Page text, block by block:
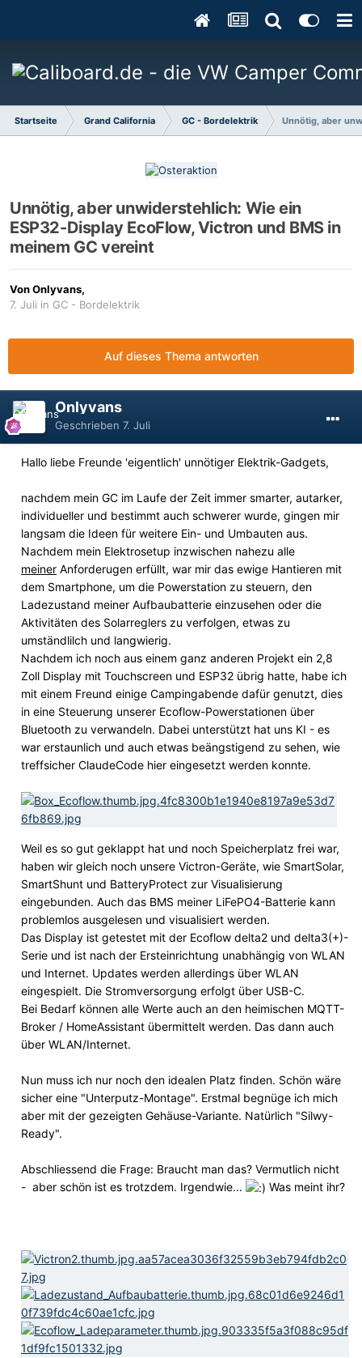
Startseite Grand California GC - Bordelektrik Unnötig, aber
Unnötig, aber unwiderstehlich: Wie ein
ESP32-Display EcoFlow, Victron und BMS in
meinem GC vereint
VonOnlyvans,
7. Juli in GC - Bordelektrik
Auf dieses Thema antworten
Onlyvans
Geschrieben 7. Juli
Hallo liebe Freunde 'eigentlich' unnötiger Elektrik-Gadgets,
nachdem mein GC im Laufe der Zeit immer smarter, autarker,
individueller und bestimmt auch schwerer wurde, gingen mir
langsam die Ideen für weitere Ein- und Umbauten aus.
Nachdem mein Elektrosetup inzwischen nahezu alle
meiner Anforderugen erfüllt, war mir das ewige Hantieren mit
dem Smartphone, um die Powerstation zu steuern, den
Ladezustand meiner Aufbaubatterie einzusehen oder die
Aktivitäten des Solarreglers zu verfolgen, etwas zu
umständlilch und langwierig.
Nachdem ich noch aus einem ganz anderen Projekt ein 2,8
Zoll Display mit Touchscreen und ESP32 übrig hatte, habe ich
mit einem Freund einige Campingabende dafür genutzt, dies
in eine Steuerung unserer Ecoflow-Powerstationen über
Bluetooth zu verwandeln. Dabei unterstützt hat uns KI - es
war erstaunlich und auch etwas beängstigend zu sehen, wie
treffsicher ClaudeCode hier eingesetzt werden konnte.
Weil es so gut geklappt hat und noch Speicherplatz frei war,
haben wir gleich noch unsere Victron-Geräte, wie SmartSolar,
SmartShunt und BatteryProtect zur Visualisierung
eingebunden. Auch das BMS meiner LiFePO4-Batterie kann
problemlos ausgelesen und visualisiert werden.
Das Display ist getestet mit der Ecoflow delta2 und delta3(+)-
Serie und ist nach der Ersteinrichtung unabhängig von WLAN
und Internet. Updates werden allerdings über WLAN
eingespielt. Die Stromversorgung erfolgt über USB-C.
Bei Bedarf können alle Werte auch an den heimischen MQTT-
Broker / HomeAssistant übermittelt werden. Das dann auch
über WLAN/Internet.
Nun muss ich nur noch den idealen Platz finden. Schön wäre
sicher eine "Unterputz-Montage". Erstmal begnüge ich mich
aber mit der gezeigten Gehäuse-Variante. Natürlich "Silwy-
Ready".
Abschliessend die Frage: Braucht man das? Vermutlich nicht
- aber schön ist es trotzdem. Irgendwie...
Was meint ihr?